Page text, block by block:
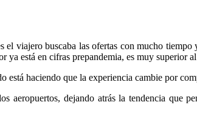
viajero buscaba las ofertas con mucho
ya está en cifras prepandemia, es muy superior
haciendo que la experiencia cambie por
aeropuertos, dejando atrás la tendencia que